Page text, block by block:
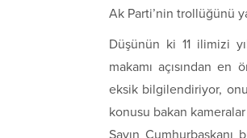
Ak Parti’nin trollüğünü
Düşünün ki 11 ilimizi
makamı açısından en
eksik bilgilendiriyor,
konusu bakan
Sayın Cumhurbaşkanı